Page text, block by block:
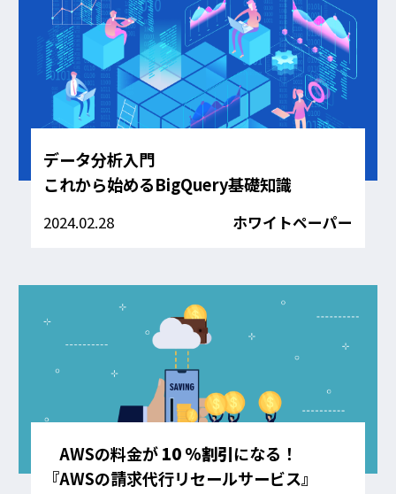
データ分析入門
これから始めるBigQuery基礎知識
2024.02.28 ホワイトペーパー
AWSの料金が10 %割引になる！
『AWSの請求代行リセールサービス』